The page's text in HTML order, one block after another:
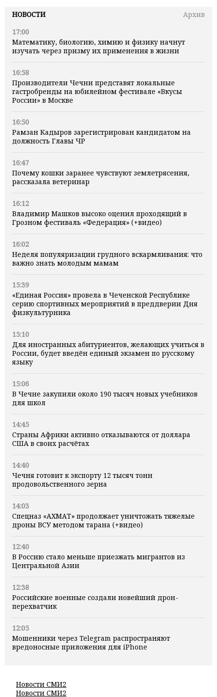
НОВОСТИ
Архив
17:00
Математику, биологию, химию и физику начнут
изучать через призму их применения в жизни
16:58
Производители Чечни представят локальные
гастробренды на юбилейном фестивале «Вкусы
России» в Москве
16:50
Рамзан Кадыров зарегистрирован кандидатом на
должность Главы ЧР
16:47
Почему кошки заранее чувствуют землетрясения,
рассказала ветеринар
16:12
Владимир Машков высоко оценил проходящий в
Грозном фестиваль «Федерация» (+видео)
16:02
Неделя популяризации грудного вскармливания: что
важно знать молодым мамам
15:39
«Единая Россия» провела в Чеченской Республике
серию спортивных мероприятий в преддверии Дня
физкультурника
15:10
Для иностранных абитуриентов, желающих учиться в
России, будет введён единый экзамен по русскому
языку
15:06
В Чечне закупили около 190 тысяч новых учебников
для школ
14:45
Страны Африки активно отказываются от доллара
США в своих расчётах
14:40
Чечня готовит к экспорту 12 тысяч тонн
продовольственного зерна
14:03
Спецназ «АХМАТ» продолжает уничтожать тяжелые
дроны ВСУ методом тарана (+видео)
12:40
В Россию стало меньше приезжать мигрантов из
Центральной Азии
12:38
Российские военные создали новейший дрон-
перехватчик
12:05
Мошенники через Telegram распространяют
вредоносные приложения для iPhone
Новости СМИ2
Новости СМИ2